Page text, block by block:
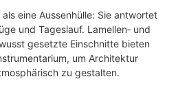
eine Aussenhülle: Sie antwortet
und Tageslauf. Lamellen‑ und
gesetzte Einschnitte bieten
um Architektur
zu gestalten.